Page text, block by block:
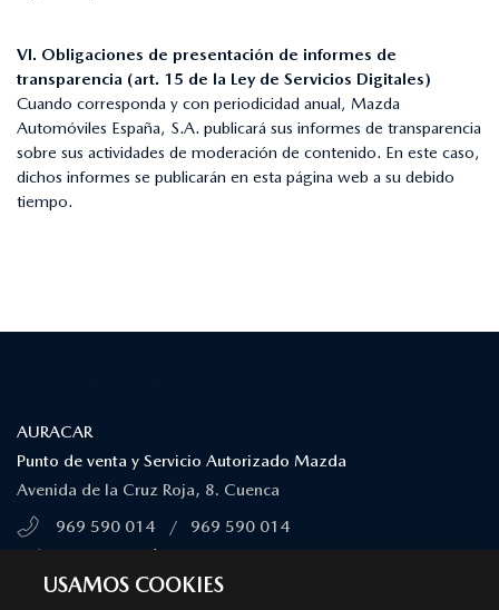
VI. Obligaciones de presentación de informes de
transparencia (art. 15 de la Ley de Servicios Digitales)
Cuando corresponda y con periodicidad anual, Mazda
Automóviles España, S.A. publicará sus informes de transparencia
sobre sus actividades de moderación de contenido. En este caso,
dichos informes se publicarán en esta página web a su debido
tiempo.
AURACAR
Punto de venta y Servicio Autorizado Mazda
Avenida de la Cruz Roja, 8. Cuenca
969 590 014
/
969 590 014
USAMOS COOKIES